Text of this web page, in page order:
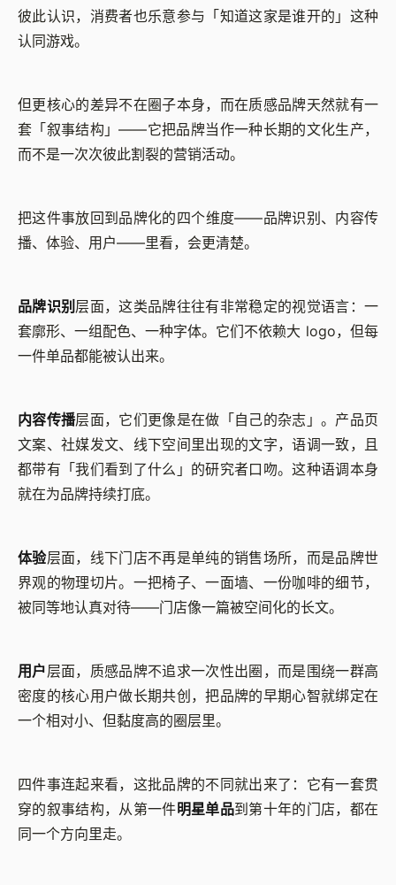
彼此认识，消费者也乐意参与「知道这家是谁开的」这种
认同游戏。
但更核心的差异不在圈子本身，而在质感品牌天然就有一
套「叙事结构」——它把品牌当作一种长期的文化生产，
而不是一次次彼此割裂的营销活动。
把这件事放回到品牌化的四个维度——品牌识别、内容传
播、体验、用户——里看，会更清楚。
品牌识别 层面，这类品牌往往有非常稳定的视觉语言：一
套廓形、一组配色、一种字体。它们不依赖大 logo，但每
一件单品都能被认出来。
内容传播层面，它们更像是在做「自己的杂志」。产品页
文案、社媒发文、线下空间里出现的文字，语调一致，且
都带有「我们看到了什么」的研究者口吻。这种语调本身
就在为品牌持续打底。
体验层面，线下门店不再是单纯的销售场所，而是品牌世
界观的物理切片。一把椅子、一面墙、一份咖啡的细节，
被同等地认真对待——门店像一篇被空间化的长文。
用户层面，质感品牌不追求一次性出圈，而是围绕一群高
密度的核心用户做长期共创，把品牌的早期心智就绑定在
一个相对小、但黏度高的圈层里。
四件事连起来看，这批品牌的不同就出来了：它有一套贯
穿的叙事结构，从第一件明星单品到第十年的门店，都在
同一个方向里走。